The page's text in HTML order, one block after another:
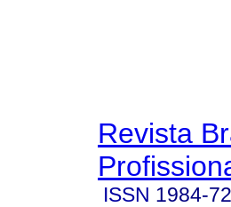
Revista
ISSN 1984-